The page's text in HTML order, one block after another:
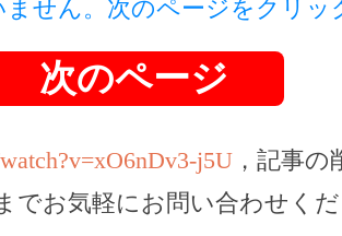
せん。次のページをクリッ
次のページ
j5U ，記事
お気軽にお問い合わせくだ